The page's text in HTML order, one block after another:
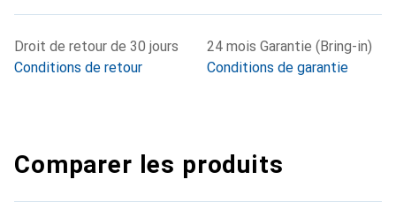
Droit de retour de 30 jours
Conditions de retour
24 mois Garantie (Bring-in)
Conditions de garantie
Comparer les produits